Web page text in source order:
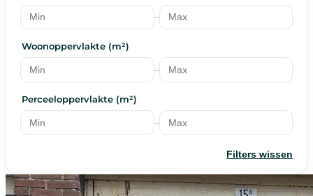
–
Woonoppervlakte (m²)
–
Perceeloppervlakte (m²)
–
Filters wissen